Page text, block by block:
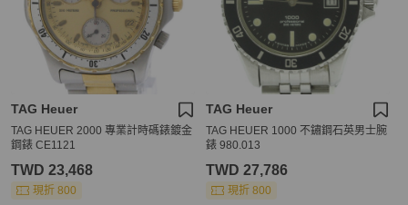
TAG Heuer
TAG HEUER 2000 專業計時碼錶鍍金
鋼錶 CE1121
TWD 23,468
現折 800
TAG Heuer
TAG HEUER 1000 不鏽鋼石英男士腕
錶 980.013
TWD 27,786
現折 800